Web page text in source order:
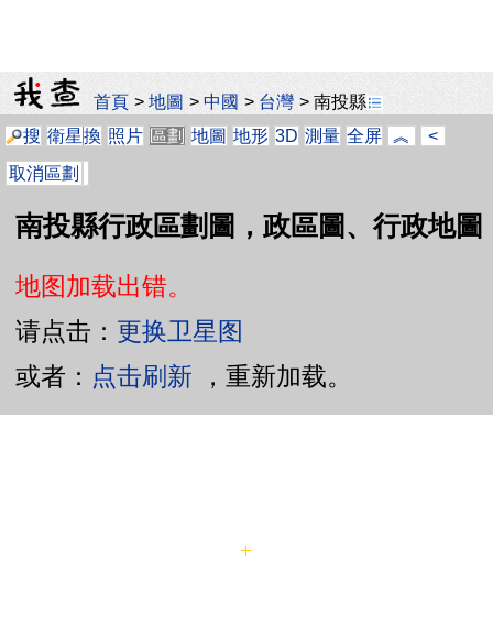
首頁 >地圖 >中國 > 台灣 >南投縣
搜 衛星換 照片 區劃 地圖 地形 3D 測量 全屏 ︽
<
取消區劃
南投縣行政區劃圖，政區圖、行政地圖
地图加载出错。
请点击： 更换卫星图
或者： 点击刷新 ，重新加载。